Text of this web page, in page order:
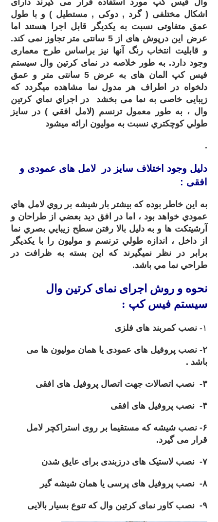
اشکال مختلفی ( گرد , دوکی , مستطیل ) و با طول
عمق متفاوتی نسبت به یکدیگر قابل اجرا هستند اما
عرض این درپوش های از 5 سانتی متر تجاوز نمی کند.
و قابلیت انتخاب رنگ آنها نیز براساس طرح معماری
وجود دارد. به طور خلاصه در نمای کرتین وال سیستم
فیس کپ المان های به عرض 5 سانتی متر و عمق
دلخواه در اطراف هر مدول نما مشاهده میگردد که
زیبایی خاصی به نما می بخشد در اجراي نماي کرتين
وال ، به طور معمول ترنسم (لامل افقي ) در سايز
طولي کوچکتري نسبت به موليون ارائه ميشود
.
دلیل وجود اختلاف سايز در لامل های عمودی و
افقی :
به اين خاطر بوده که بيشتر بار شيشه بر روي لامل هاي
عمودي خواهد بود ، اما در افق ديد بعضي از طراحان و
آرشيتکت ها و به دليل بالا رفتن سطح زيبايي بصري نما
از داخل ، اندازه طولي ترنسم و موليون را با يکديگر
برابر در نظر نميگيرند که اين بسته به ظرافت در
طراحي نما مي باشد.
نحوه و روش اجرای نمای کرتین وال
سیستم فیس کپ :
۱- نصب کمربند های فلزی
۲- نصب پروفیل های عمودی یا همان مولیون ها می
باشد .
۳- نصب اتصالات جهت اتصال پروفیل های افقی
۴- نصب پروفیل های افقی
۶- نصب شیشه که مستقیما بر روی استراکچر لامل
قرار می گیرد.
۷- نصب لاستیک های درزبندی برای عایق شدن
۸- نصب پروفیل های پرسی یا همان شیشه گیر
۹- نصب کاور نمای کرتین وال که تنوع بسیار بالایی